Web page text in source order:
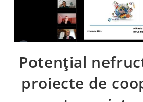
Potențial
proiecte de